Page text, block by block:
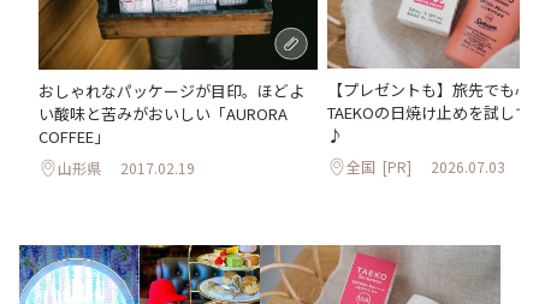
おしゃれなパッケージが目印。ほどよ
い酸味と苦みがおいしい「AURORA
COFFEE」
山形県 2017.02.19
【プレゼントも】旅先でも心
TAEKOの日焼け止めを試して
♪
全国 [PR] 2026.07.03